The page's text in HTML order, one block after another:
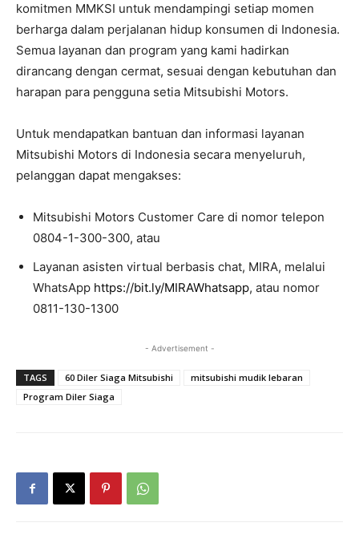
komitmen MMKSI untuk mendampingi setiap momen
berharga dalam perjalanan hidup konsumen di Indonesia.
Semua layanan dan program yang kami hadirkan
dirancang dengan cermat, sesuai dengan kebutuhan dan
harapan para pengguna setia Mitsubishi Motors.
Untuk mendapatkan bantuan dan informasi layanan
Mitsubishi Motors di Indonesia secara menyeluruh,
pelanggan dapat mengakses:
Mitsubishi Motors Customer Care di nomor telepon
0804-1-300-300, atau
Layanan asisten virtual berbasis chat, MIRA, melalui
WhatsApp https://bit.ly/MIRAWhatsapp, atau nomor
0811-130-1300
- Advertisement -
TAGS 60 Diler Siaga Mitsubishi
mitsubishi mudik lebaran
Program Diler Siaga